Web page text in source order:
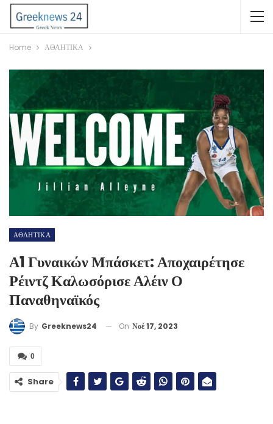
Home ΑΘΛΗΤΙΚΑ
ΑΘΛΗΤΙΚΑ
Α1 Γυναικών Μπάσκετ: Αποχαιρέτησε
Ρέιντζ Καλωσόρισε Αλέιν Ο
Παναθηναϊκός
By Greeknews24 On Νοέ 17, 2023
0
Share